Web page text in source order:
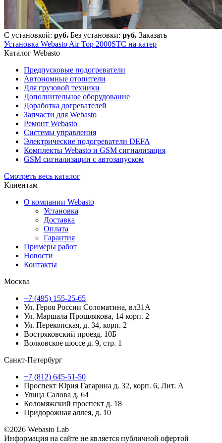
С установкой: руб. Без установки: руб. Заказать
Установка Webasto Air Top 2000STC на катер
Каталог Webasto
Предпусковые подогреватели
Автономные отопители
Для грузовой техники
Дополнительное оборудование
Доработка догревателей
Запчасти для Webasto
Ремонт Webasto
Системы управления
Электрические подогреватели DEFA
Комплекты Webasto и GSM сигнализация
GSM сигнализации с автозапуском
Смотреть весь каталог
Клиентам
О компании Webasto
Установка
Доставка
Оплата
Гарантия
Примеры работ
Новости
Контакты
Москва
+7 (495) 155-25-65
Ул. Героя России Соломатина, вл31А
Ул. Маршала Прошлякова, 14 корп. 2
Ул. Перекопская, д. 34, корп. 2
Востряковский проезд, 10Б
Волковское шоссе д. 9, стр. 1
Санкт-Петербург
+7 (812) 645-51-50
Проспект Юрия Гагарина д. 32, корп. 6, Лит. А
Улица Салова д. 64
Коломяжский проспект д. 18
Придорожная аллея, д. 10
©2026 Webasto Lab
Информация на сайте не является публичной офертой